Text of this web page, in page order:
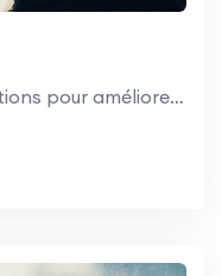
Comprendre et gérer ses émotions pour améliorer son bien-être général.